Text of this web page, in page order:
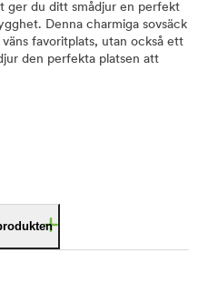
ger du ditt smådjur en perfekt
Denna charmiga sovsäck
favoritplats, utan också ett
den perfekta platsen att